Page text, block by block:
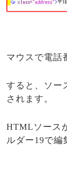
マウスで電話
すると、ソー
されます。
HTMLソース
ルダー19で編